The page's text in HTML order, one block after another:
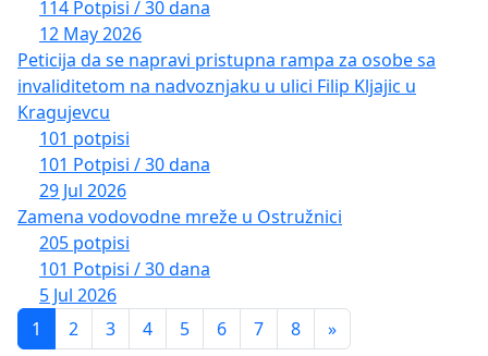
114 Potpisi / 30 dana
12 May 2026
Peticija da se napravi pristupna rampa za osobe sa
invaliditetom na nadvoznjaku u ulici Filip Kljajic u
Kragujevcu
101 potpisi
101 Potpisi / 30 dana
29 Jul 2026
Zamena vodovodne mreže u Ostružnici
205 potpisi
101 Potpisi / 30 dana
5 Jul 2026
1
2 3 4 5 6 7 8 »